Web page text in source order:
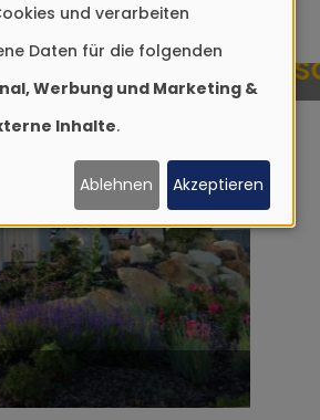
Produkte
und verarbeiten
Daten für die folgenden
Werbung und Marketing &
Inhalte.
Ablehnen Akzeptieren